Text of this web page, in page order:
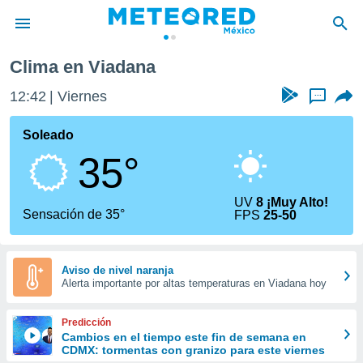
de
ha sido
calidad.
a este
las
y
forma
digital
basada
Clima en Viadana
12:42 Viernes ...
Soleado
35°
Sensación de 35°
UV8 ¡Muy Alto!
FPS25-50
Aviso de nivel naranja
Alerta importante por altas temperaturas en Viadana hoy
Predicción
Cambios en el tiempo este fin de semana en
CDMX: tormentas con granizo para este viernes